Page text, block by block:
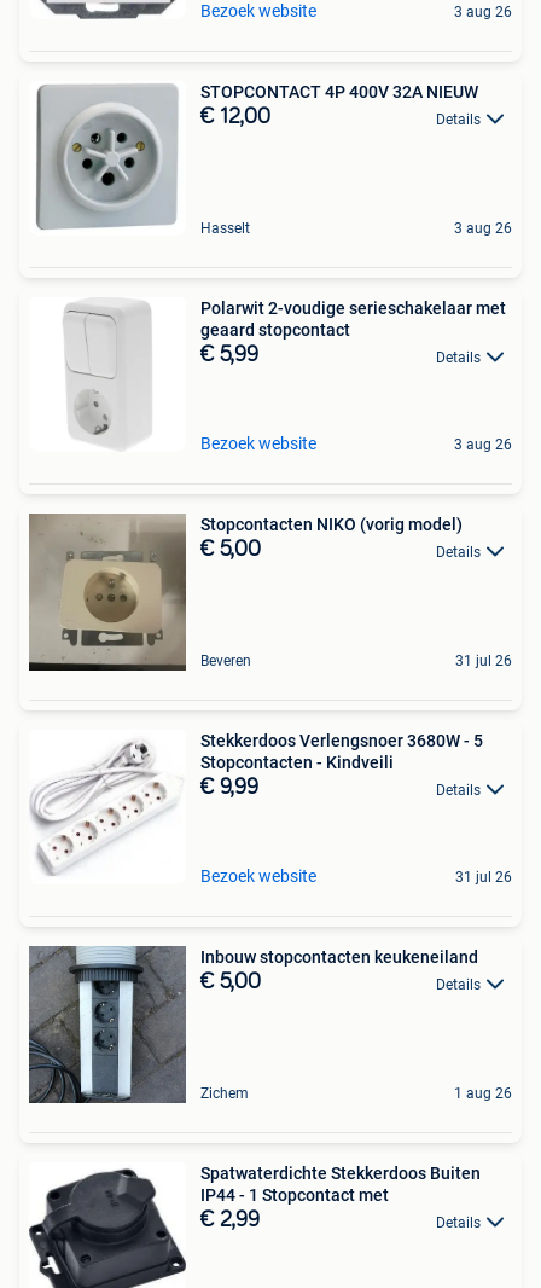
Bezoek website 3 aug 26
STOPCONTACT 4P 400V 32A NIEUW
€ 12,00 Details
Hasselt 3 aug 26
Polarwit 2-voudige serieschakelaar met
geaard stopcontact
€ 5,99 Details
Bezoek website 3 aug 26
Stopcontacten NIKO (vorig model)
€ 5,00 Details
Beveren 31 jul 26
Stekkerdoos Verlengsnoer 3680W - 5
Stopcontacten - Kindveili
€ 9,99 Details
Bezoek website 31 jul 26
Inbouw stopcontacten keukeneiland
€ 5,00 Details
Zichem 1 aug 26
Spatwaterdichte Stekkerdoos Buiten
IP44 - 1 Stopcontact met
€ 2,99 Details